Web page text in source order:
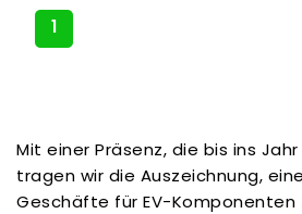
1
Mit einer Präsenz, die bis ins
tragen wir die Auszeichnung,
Geschäfte für EV-Komponenten